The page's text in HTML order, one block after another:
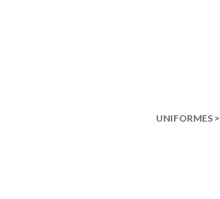
UNIFORMES >